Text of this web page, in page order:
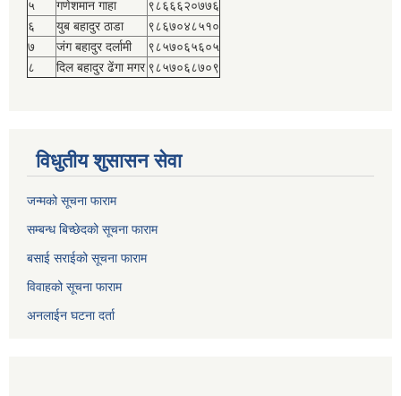
५
गणेशमान गाहा
९८६६६२०७७६
६
युब बहादुर ठाडा
९८६७०४८५१०
७
जंग बहादुर दर्लामी
९८५७०६५६०५
८
दिल बहादुर ढेंगा मगर ९८५७०६८७०९
विधुतीय शुसासन सेवा
जन्मको सूचना फाराम
सम्बन्ध बिच्छेदको सूचना फाराम
बसाई सराईको सूचना फाराम
विवाहको सूचना फाराम
अनलाईन घटना दर्ता